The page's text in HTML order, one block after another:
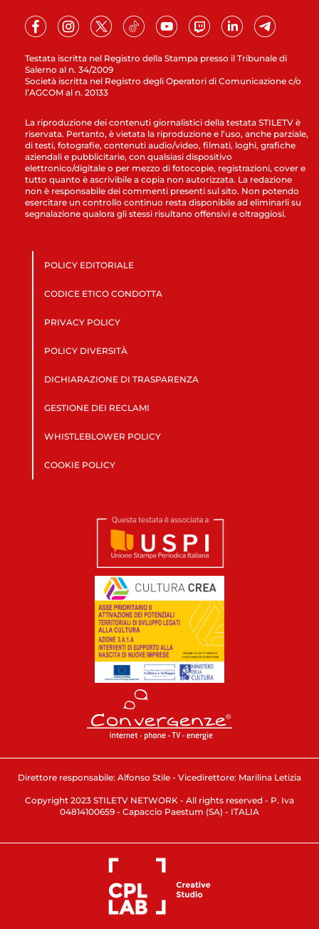
Testata iscritta nel Registro della Stampa presso il Tribunale di
Salerno al n. 34/2009
Società iscritta nel Registro degli Operatori di Comunicazione c/o
l’AGCOM al n. 20133
La riproduzione dei contenuti giornalistici della testata STILETV è
riservata. Pertanto, è vietata la riproduzione e l’uso, anche parziale,
di testi, fotografie, contenuti audio/video, filmati, loghi, grafiche
aziendali e pubblicitarie, con qualsiasi dispositivo
elettronico/digitale o per mezzo di fotocopie, registrazioni, cover e
tutto quanto è ascrivibile a copia non autorizzata. La redazione
non è responsabile dei commenti presenti sul sito. Non potendo
esercitare un controllo continuo resta disponibile ad eliminarli su
segnalazione qualora gli stessi risultano offensivi e oltraggiosi.
POLICY EDITORIALE
CODICE ETICO CONDOTTA
PRIVACY POLICY
POLICY DIVERSITÀ
DICHIARAZIONE DI TRASPARENZA
GESTIONE DEI RECLAMI
WHISTLEBLOWER POLICY
COOKIE POLICY
Direttore responsabile: Alfonso Stile - Vicedirettore: Marilina Letizia
Copyright 2023 STILETV NETWORK - All rights reserved - P. Iva
04814100659 - Capaccio Paestum (SA) - ITALIA